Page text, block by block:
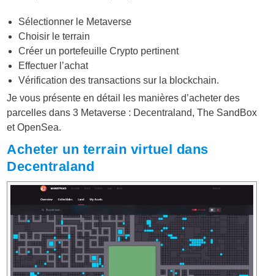
Sélectionner le Metaverse
Choisir le terrain
Créer un portefeuille Crypto pertinent
Effectuer l’achat
Vérification des transactions sur la blockchain.
Je vous présente en détail les manières d’acheter des
parcelles dans 3 Metaverse : Decentraland, The SandBox
et OpenSea.
Acheter un terrain virtuel dans
Decentraland